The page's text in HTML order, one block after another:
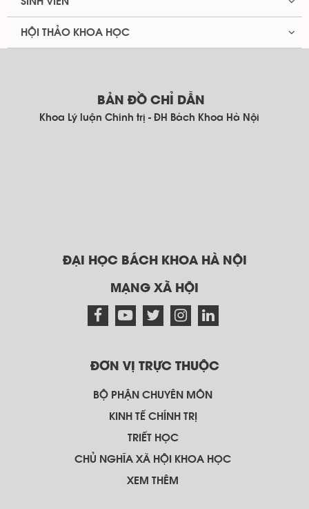
HỘI THẢO KHOA HỌC
BẢN ĐỒ CHỈ DẪN
Khoa Lý luận Chính trị - ĐH Bách Khoa Hà Nội
ĐẠI HỌC BÁCH KHOA HÀ NỘI
MẠNG XÃ HỘI
ĐƠN VỊ TRỰC THUỘC
BỘ PHẬN CHUYÊN MÔN
KINH TẾ CHÍNH TRỊ
TRIẾT HỌC
CHỦ NGHĨA XÃ HỘI KHOA HỌC
XEM THÊM